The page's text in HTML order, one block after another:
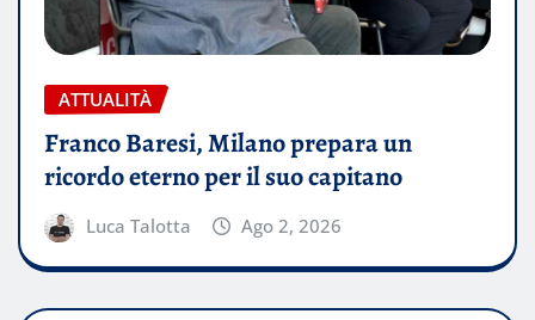
ATTUALITÀ
Franco Baresi, Milano prepara un
ricordo eterno per il suo capitano
Luca Talotta Ago 2, 2026